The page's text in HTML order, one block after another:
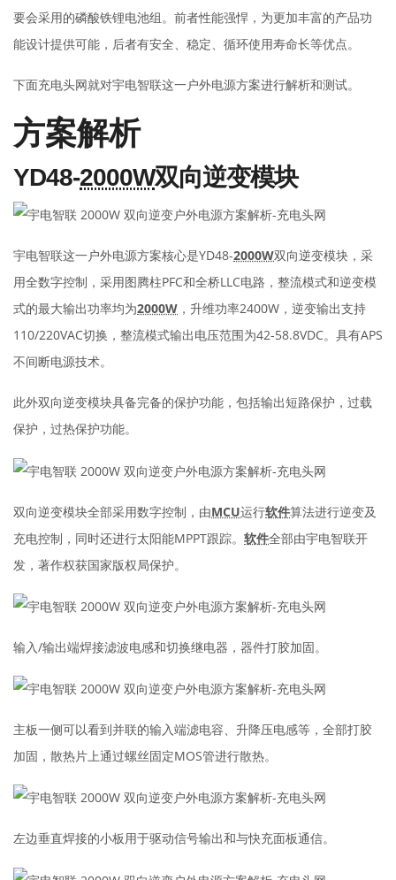
要会采用的磷酸铁锂电池组。前者性能强悍，为更加丰富的产品功
能设计提供可能，后者有安全、稳定、循环使用寿命长等优点。
下面充电头网就对宇电智联这一户外电源方案进行解析和测试。
方案解析
YD48-2000W双向逆变模块
宇电智联这一户外电源方案核心是YD48-2000W双向逆变模块，采
用全数字控制，采用图腾柱PFC和全桥LLC电路，整流模式和逆变模
式的最大输出功率均为2000W ，升维功率2400W，逆变输出支持
110/220VAC切换，整流模式输出电压范围为42-58.8VDC。具有APS
不间断电源技术。
此外双向逆变模块具备完备的保护功能，包括输出短路保护，过载
保护，过热保护功能。
双向逆变模块全部采用数字控制，由MCU运行软件算法进行逆变及
充电控制，同时还进行太阳能MPPT跟踪。 软件全部由宇电智联开
发，著作权获国家版权局保护。
输入/输出端焊接滤波电感和切换继电器，器件打胶加固。
主板一侧可以看到并联的输入端滤电容、升降压电感等，全部打胶
加固，散热片上通过螺丝固定MOS管进行散热。
左边垂直焊接的小板用于驱动信号输出和与快充面板通信。